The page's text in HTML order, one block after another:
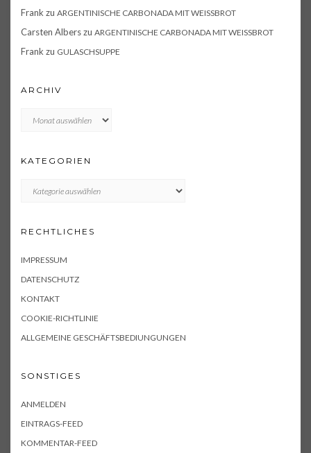
Frankzu ARGENTINISCHE CARBONADA MIT WEISSBROT
Carsten Alberszu ARGENTINISCHE CARBONADA MIT WEISSBROT
Frankzu GULASCHSUPPE
ARCHIV
KATEGORIEN
RECHTLICHES
IMPRESSUM
DATENSCHUTZ
KONTAKT
COOKIE-RICHTLINIE
ALLGEMEINE GESCHÄFTSBEDIUNGUNGEN
SONSTIGES
ANMELDEN
EINTRAGS-FEED
KOMMENTAR-FEED